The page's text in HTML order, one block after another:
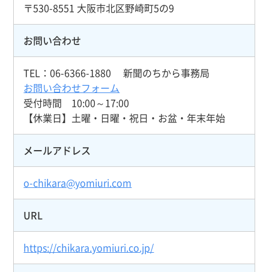
〒530-8551 大阪市北区野崎町5の9
お問い合わせ
TEL：06-6366-1880 新聞のちから事務局
お問い合わせフォーム
受付時間 10:00～17:00
【休業日】土曜・日曜・祝日・お盆・年末年始
メールアドレス
o-chikara@yomiuri.com
URL
https://chikara.yomiuri.co.jp/